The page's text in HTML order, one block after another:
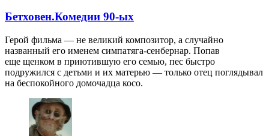
Бетховен.Комедии 90-ых
Герой фильма — не великий композитор, а случайно
названный его именем симпатяга-сенбернар. Попав
еще щенком в приютившую его семью, пес быстро
подружился с детьми и их матерью — только отец поглядывал
на беспокойного домочадца косо.